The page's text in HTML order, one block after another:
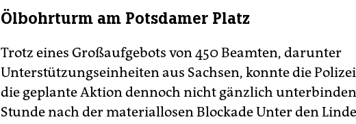
Ölbohrturm am Potsdamer Platz
Trotz eines Großaufgebots von 450 Beamten, darunter
Unterstützungseinheiten aus Sachsen, konnte die
die geplante Aktion dennoch nicht gänzlich
Stunde nach der materiallosen Blockade Unter den